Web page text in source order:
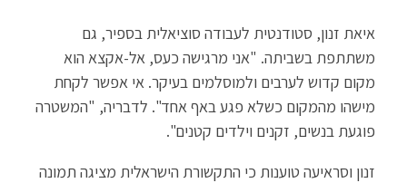
איאת זנון, סטודנטית לעבודה סוציאלית בספיר, גם
משתתפת בשביתה. "אני מרגישה כעס, אל-אקצא הוא
מקום קדוש לערבים ולמוסלמים בעיקר. אי אפשר לקחת
מישהו מהמקום כשלא פגע באף אחד". לדבריה, "המשטרה
פוגעת בנשים, זקנים וילדים קטנים".
זנון וסראיעה טוענות כי התקשורת הישראלית מציגה תמונה